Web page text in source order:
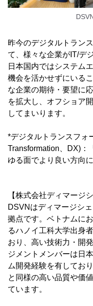
昨今のデジタルトラン
て、様々な企業がIT/デ
日本国内ではシステム
機会を活かせずにいる
な企業の期待・要望に
を拡大し、オフショア
してまいります。
*デジタルトランスフォ
Transformation、DX)：
ゆる面でより良い方向
【株式会社ディマージ
DSVNはディマージシ
拠点です。ベトナムに
るハノイ工科大学出身
おり、高い技術力・開
ジメントメンバーは日
ム開発経験を有してお
と同様の高い品質や価
ています。